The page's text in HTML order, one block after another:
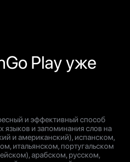
Play уже
и эффективный способ
языков и запоминания слов на
и американский), испанском,
итальянском, португальском
арабском, русском,